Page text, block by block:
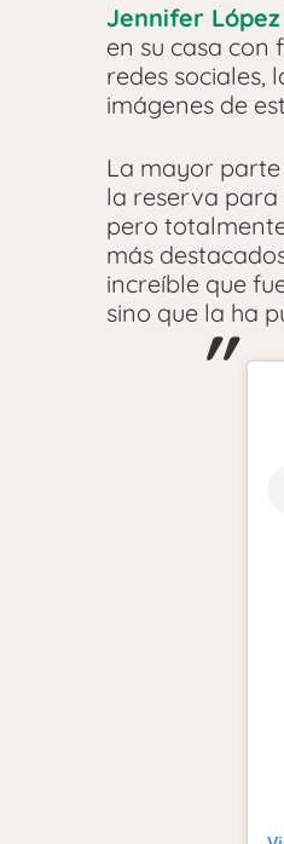
Jennifer López
en su casa con
redes sociales,
imágenes de
La mayor
la reserva para
pero
más
increíble que
sino que la ha